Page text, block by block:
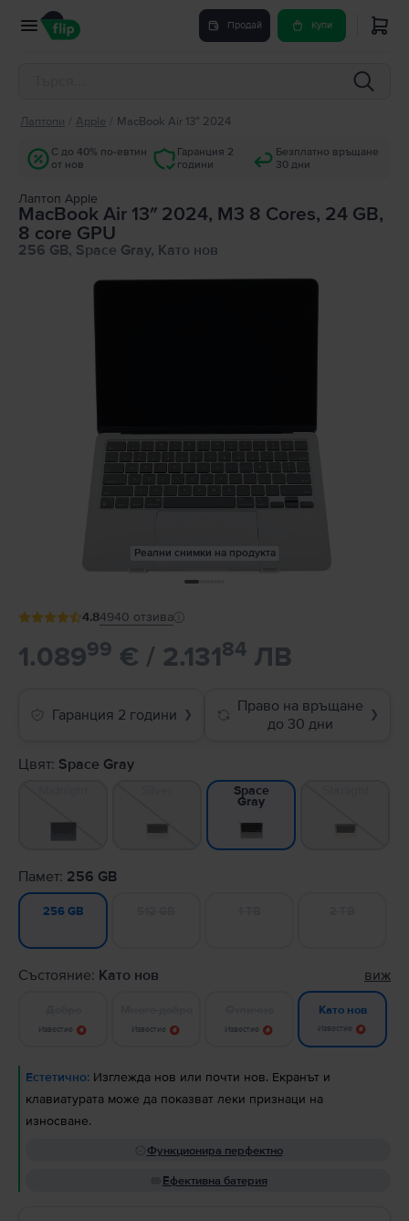
Продай Купи
Лаптопи Apple MacBook Air 13″ 2024
С до 40% по-евтин
от нов
Гаранция 2
години
Безплатно връщане
30 дни
Лаптоп Apple
MacBook Air 13″ 2024, M3 8 Cores, 24 GB,
8 core GPU
256 GB, Space Gray, Като нов
Реални снимки на продукта
4.84940 отзива
1.08999 € / 2.13184 ЛВ
Гаранция 2 години ❯
Право на връщане
до 30 дни
❯
Цвят: Space Gray
Space
Gray
Памет: 256 GB
256 GB
Състояние: Като нов виж
Известие Известие Известие
Като нов
Известие
Естетично: Изглежда нов или почти нов. Екранът и
клавиатурата може да показват леки признаци на
износване.
Функционира перфектно
Ефективна батерия